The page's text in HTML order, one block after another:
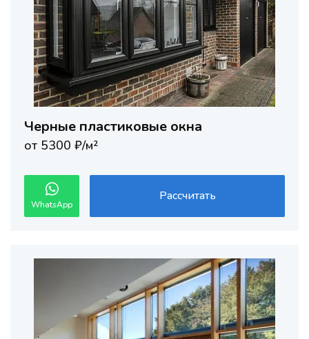
Черные пластиковые окна
от 5300 ₽/м²
WhatsApp
Рассчитать